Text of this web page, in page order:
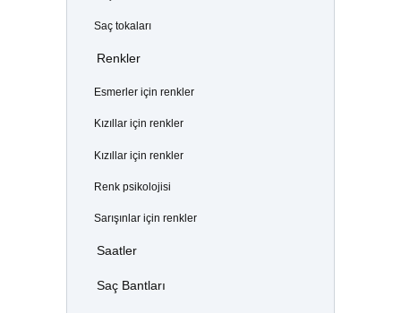
Saç tokaları
Renkler
Esmerler için renkler
Kızıllar için renkler
Kızıllar için renkler
Renk psikolojisi
Sarışınlar için renkler
Saatler
Saç Bantları